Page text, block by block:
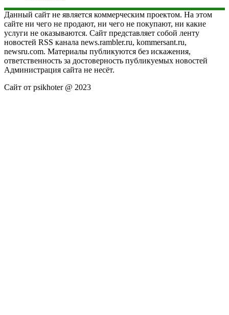
Данный сайт не является коммерческим проектом. На этом
сайте ни чего не продают, ни чего не покупают, ни какие
услуги не оказываются. Сайт представляет собой ленту
новостей RSS канала news.rambler.ru, kommersant.ru,
newsru.com. Материалы публикуются без искажения,
ответственность за достоверность публикуемых новостей
Администрация сайта не несёт.
Сайт от psikhoter @ 2023